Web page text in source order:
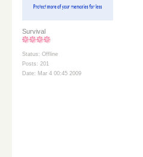
Survival
Status: Offline
Posts: 201
Date: Mar 4 00:45 2009